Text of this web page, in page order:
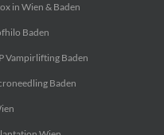
in Wien & Baden
Baden
Vampirlifting Baden
Baden